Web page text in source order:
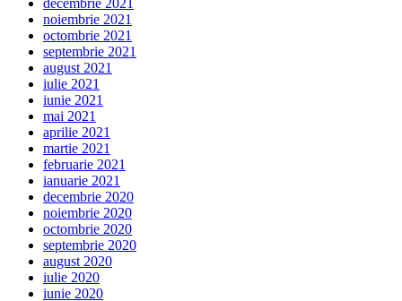
decembrie 2021
noiembrie 2021
octombrie 2021
septembrie 2021
august 2021
iulie 2021
iunie 2021
mai 2021
aprilie 2021
martie 2021
februarie 2021
ianuarie 2021
decembrie 2020
noiembrie 2020
octombrie 2020
septembrie 2020
august 2020
iulie 2020
iunie 2020